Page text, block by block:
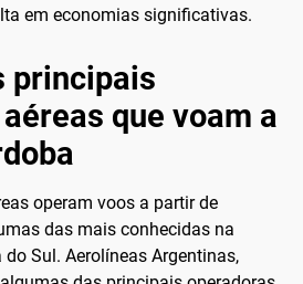
em economias significativas.
principais
que voam a
operam voos a partir de
das mais conhecidas na
Sul. Aerolíneas Argentinas,